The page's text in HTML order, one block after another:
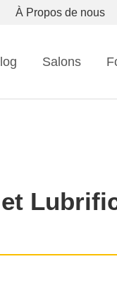
À Propos de nous
Salons